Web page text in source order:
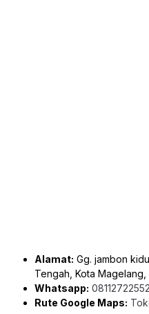
Alamat: Gg. jambon
Tengah, Kota Magelang,
Whatsapp: 08112722552
Rute Google Maps: